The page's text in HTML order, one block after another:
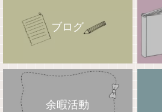
ブログ
余暇活動